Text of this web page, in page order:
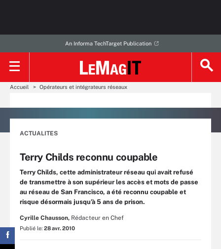
An Informa TechTarget Publication
Accueil Opérateurs et intégrateurs réseaux
ACTUALITES
Terry Childs reconnu coupable
Terry Childs, cette administrateur réseau qui avait refusé
de transmettre à son supérieur les accès et mots de passe
au réseau de San Francisco, a été reconnu coupable et
risque désormais jusqu’à 5 ans de prison.
Cyrille Chausson, Rédacteur en Chef
Publié le: 28 avr. 2010